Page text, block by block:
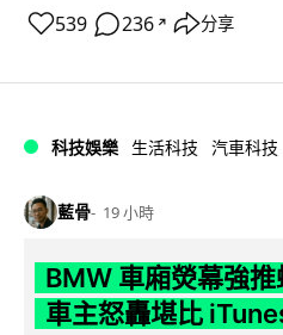
539 236 ↗ 分享
科技娛樂 生活科技 汽車科技
藍骨 19 小時
BMW 車廂熒幕強
車主怒轟堪比